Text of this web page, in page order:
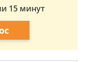
15 минут